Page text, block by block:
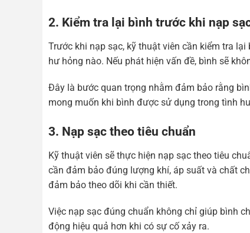
2. Kiểm tra lại bình trước khi nạp
Trước khi nạp sạc, kỹ thuật viên cần kiểm tra
hư hỏng nào. Nếu phát hiện vấn đề, bình sẽ
Đây là bước quan trọng nhằm đảm bảo rằng
mong muốn khi bình được sử dụng trong tình
3. Nạp sạc theo tiêu chuẩn
Kỹ thuật viên sẽ thực hiện nạp sạc theo tiêu
cần đảm bảo đúng lượng khí, áp suất và chất
đảm bảo theo dõi khi cần thiết.
Việc nạp sạc đúng chuẩn không chỉ giúp bình
động hiệu quả hơn khi có sự cố xảy ra.